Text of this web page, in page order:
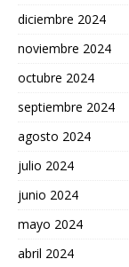
diciembre 2024
noviembre 2024
octubre 2024
septiembre 2024
agosto 2024
julio 2024
junio 2024
mayo 2024
abril 2024